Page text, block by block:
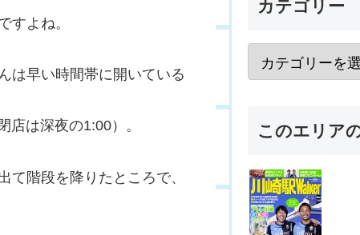
すよね。
は早い時間帯に開いている
は深夜の1:00）。
て階段を降りたところで、
カテゴリー
このエリア